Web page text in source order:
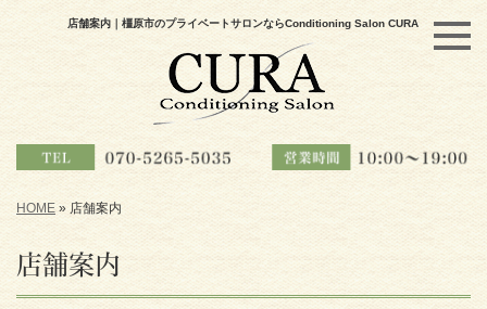
店舗案内｜橿原市のプライベートサロンならConditioning Salon CURA
HOME » 店舗案内
店舗案内